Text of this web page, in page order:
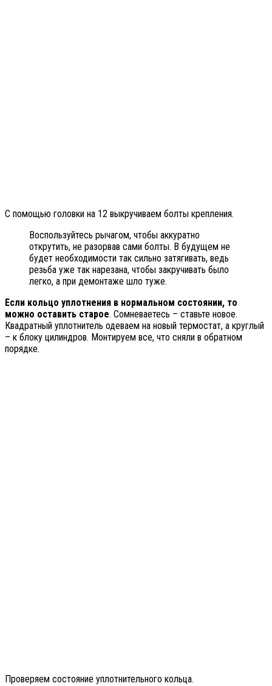
С помощью головки на 12 выкручиваем болты крепления.
Воспользуйтесь рычагом, чтобы аккуратно
открутить, не разорвав сами болты. В будущем не
будет необходимости так сильно затягивать, ведь
резьба уже так нарезана, чтобы закручивать было
легко, а при демонтаже шло туже.
Если кольцо уплотнения в нормальном состоянии, то
можно оставить старое. Сомневаетесь – ставьте новое.
Квадратный уплотнитель одеваем на новый термостат, а круглый
– к блоку цилиндров. Монтируем все, что сняли в обратном
порядке.
Проверяем состояние уплотнительного кольца.